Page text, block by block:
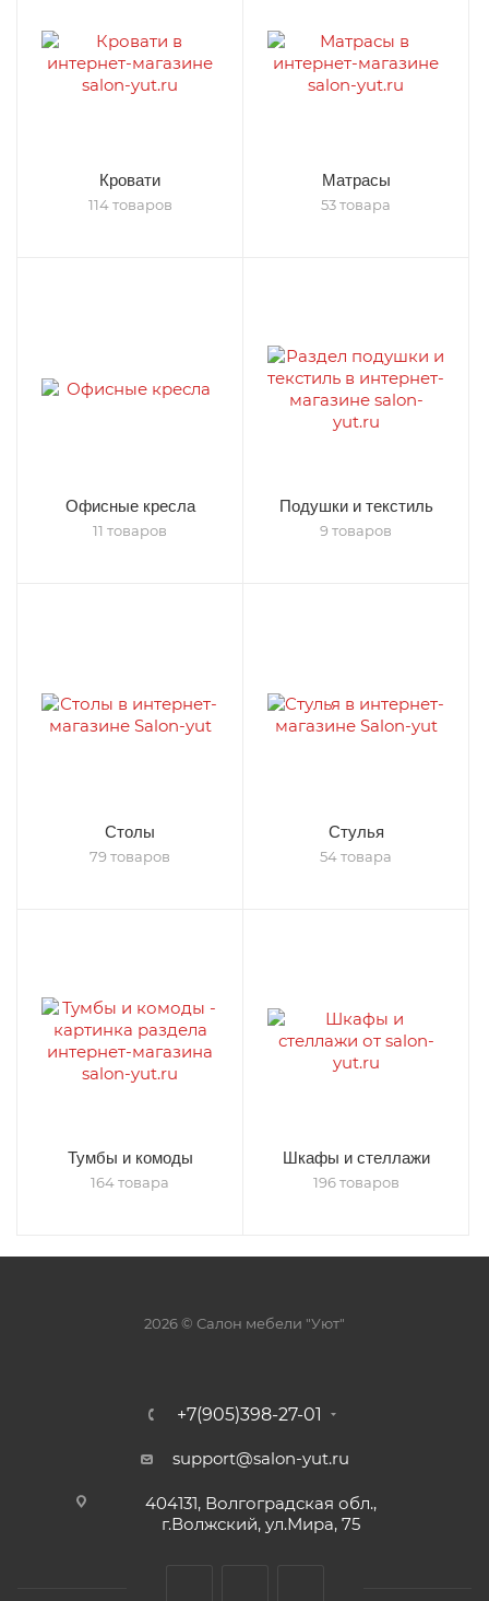
Кровати
114 товаров
Матрасы
53 товара
Офисные кресла
11 товаров
Подушки и текстиль
9 товаров
Столы
79 товаров
Стулья
54 товара
Тумбы и комоды
164 товара
Шкафы и стеллажи
196 товаров
2026 © Салон мебели "Уют"
+7(905)398-27-01
support@salon-yut.ru
404131, Волгоградская обл.,
г.Волжский, ул.Мира, 75